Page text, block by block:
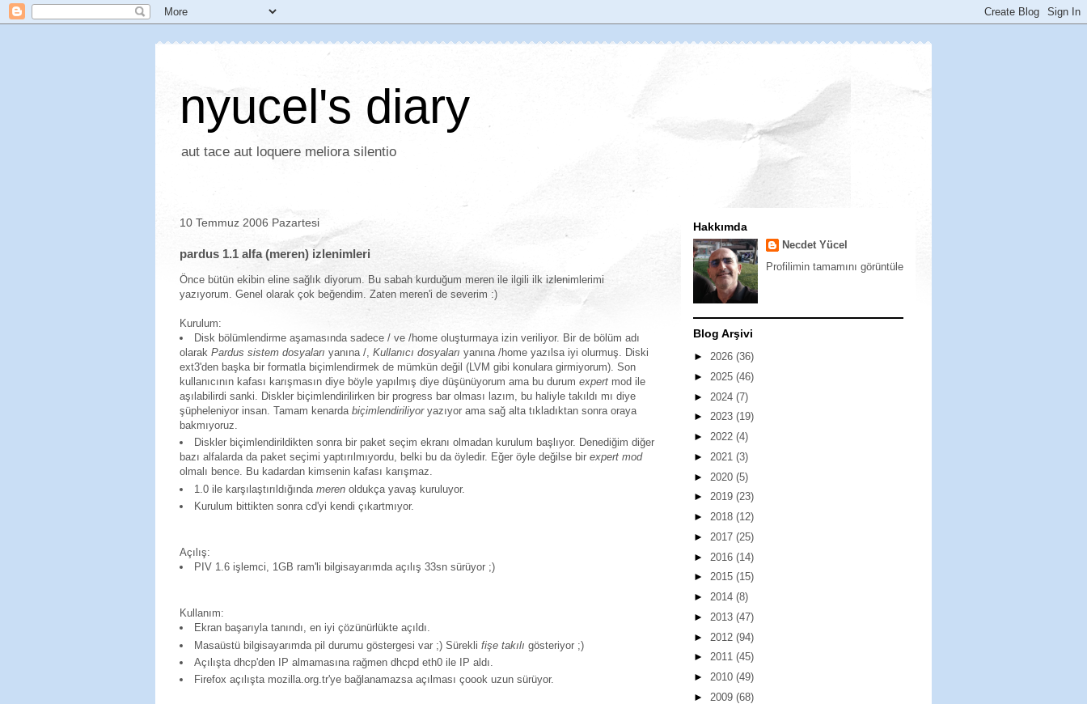
nyucel's diary
aut tace aut loquere meliora silentio
10 Temmuz 2006 Pazartesi
pardus 1.1 alfa (meren) izlenimleri
Önce bütün ekibin eline sağlık diyorum. Bu sabah kurduğum meren ile ilgili ilk izlenimlerimi
yazıyorum. Genel olarak çok beğendim. Zaten meren'i de severim :)
Kurulum:
Disk bölümlendirme aşamasında sadece / ve /home oluşturmaya izin veriliyor. Bir de bölüm adı
olarak Pardus sistem dosyaları yanına /, Kullanıcı dosyaları yanına /home yazılsa iyi olurmuş. Diski
ext3'den başka bir formatla biçimlendirmek de mümkün değil (LVM gibi konulara girmiyorum). Son
kullanıcının kafası karışmasın diye böyle yapılmış diye düşünüyorum ama bu durum expert mod ile
aşılabilirdi sanki. Diskler biçimlendirilirken bir progress bar olması lazım, bu haliyle takıldı mı diye
şüpheleniyor insan. Tamam kenarda biçimlendiriliyoryazıyor ama sağ alta tıkladıktan sonra oraya
bakmıyoruz.
Diskler biçimlendirildikten sonra bir paket seçim ekranı olmadan kurulum başlıyor. Denediğim diğer
bazı alfalarda da paket seçimi yaptırılmıyordu, belki bu da öyledir. Eğer öyle değilse bir expert mod
olmalı bence. Bu kadardan kimsenin kafası karışmaz.
1.0 ile karşılaştırıldığında meren oldukça yavaş kuruluyor.
Kurulum bittikten sonra cd'yi kendi çıkartmıyor.
Açılış:
PIV 1.6 işlemci, 1GB ram'li bilgisayarımda açılış 33sn sürüyor ;)
Kullanım:
Ekran başarıyla tanındı, en iyi çözünürlükte açıldı.
Masaüstü bilgisayarımda pil durumu göstergesi var ;) Sürekli fişe takılı gösteriyor ;)
Açılışta dhcp'den IP almamasına rağmen dhcpd eth0 ile IP aldı.
Firefox açılışta mozilla.org.tr'ye bağlanamazsa açılması çoook uzun sürüyor.
Hakkımda
Necdet Yücel
Profilimin tamamını görüntüle
Blog Arşivi
► 2026 (36)
► 2025 (46)
► 2024 (7)
► 2023 (19)
► 2022 (4)
► 2021 (3)
► 2020 (5)
► 2019 (23)
► 2018 (12)
► 2017 (25)
► 2016 (14)
► 2015 (15)
► 2014 (8)
► 2013 (47)
► 2012 (94)
► 2011 (45)
► 2010 (49)
► 2009 (68)